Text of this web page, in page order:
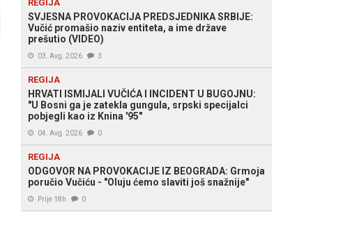
REGIJA
SVJESNA PROVOKACIJA PREDSJEDNIKA SRBIJE:
Vučić promašio naziv entiteta, a ime države
prešutio (VIDEO)
03. Avg. 2026 3
REGIJA
HRVATI ISMIJALI VUČIĆA I INCIDENT U BUGOJNU:
"U Bosni ga je zatekla gungula, srpski specijalci
pobjegli kao iz Knina '95"
04. Avg. 2026 0
REGIJA
ODGOVOR NA PROVOKACIJE IZ BEOGRADA: Grmoja
poručio Vučiću - "Oluju ćemo slaviti još snažnije"
Prije 18h 0